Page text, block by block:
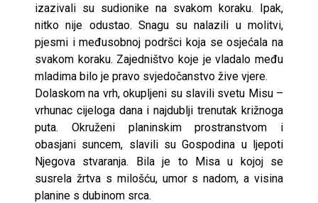
izazivali su sudionike na svakom koraku. Ipak,
nitko nije odustao. Snagu su nalazili u molitvi,
pjesmi i međusobnoj podršci koja se osjećala na
svakom koraku. Zajedništvo koje je vladalo među
mladima bilo je pravo svjedočanstvo žive vjere.
Dolaskom na vrh, okupljeni su slavili svetu Misu –
vrhunac cijeloga dana i najdublji trenutak križnoga
puta. Okruženi planinskim prostranstvom i
obasjani suncem, slavili su Gospodina u ljepoti
Njegova stvaranja. Bila je to Misa u kojoj se
susrela žrtva s milošću, umor s nadom, a visina
planine s dubinom srca.